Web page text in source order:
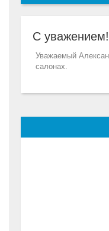
С
Уважаемый
салонах.